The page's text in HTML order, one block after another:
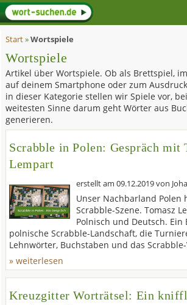
Start»Wortspiele
Wortspiele
Artikel über Wortspiele. Ob als Brettspiel,
auf deinem Smartphone oder zum
in dieser Kategorie stellen wir Spiele vor,
weitesten Sinne darum geht Wörter aus
generieren.
Scrabble in Polen: Gespräch mit
Lempart
erstellt am09.12.2019von
Unser Nachbarland Polen
Scrabble-Szene. Tomasz
Polnisch und Deutsch. Ein
polnische Scrabble-Landschaft, die
Lehnwörter, Buchstaben und das
» weiterlesen
Kreuzgitter Worträtsel: Ein